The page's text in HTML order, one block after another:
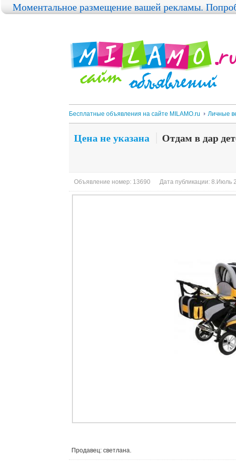
Бесплатные объявления на сайте MILAMO.ru Личные
Цена не указана Отдам в дар
Объявление номер: 13690 Дата публикации: 8.Июль
Продавец: светлана.
Моментальное размещение вашей рекламы.